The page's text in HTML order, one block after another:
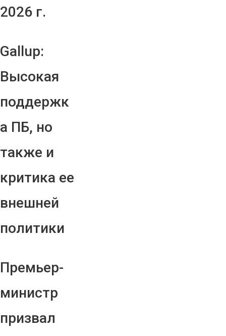
2026 г.
Gallup:
Высокая
поддержк
а ПБ, но
также и
критика ее
внешней
политики
Премьер-
министр
призвал